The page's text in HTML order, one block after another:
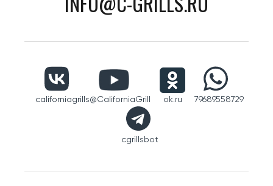
californiagrills@CaliforniaGrill ok.ru 79689558729
cgrillsbot